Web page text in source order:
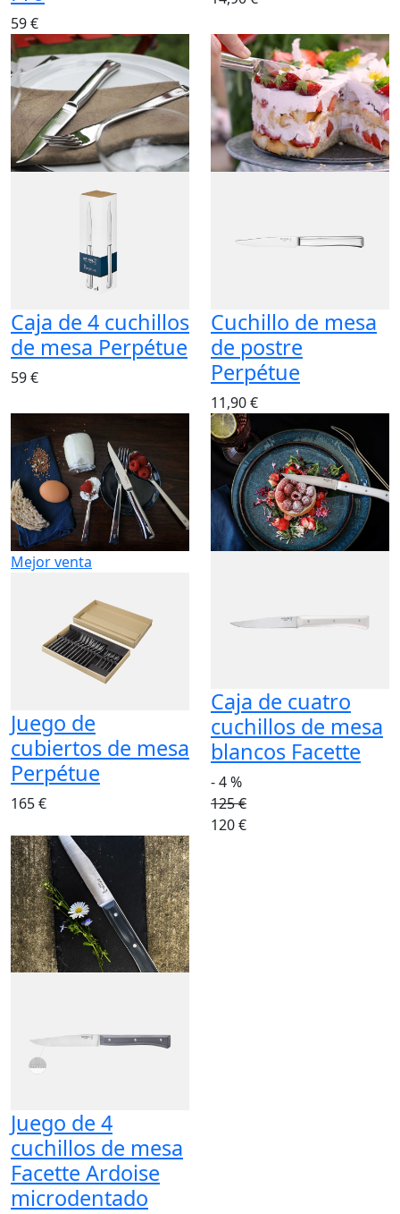
59 €
Caja de 4 cuchillos
de mesa Perpétue
59 €
Cuchillo de mesa
de postre
Perpétue
11,90 €
Mejor venta
Juego de
cubiertos de mesa
Perpétue
165 €
Caja de cuatro
cuchillos de mesa
blancos Facette
- 4 %
125 €
120 €
Juego de 4
cuchillos de mesa
Facette Ardoise
microdentado